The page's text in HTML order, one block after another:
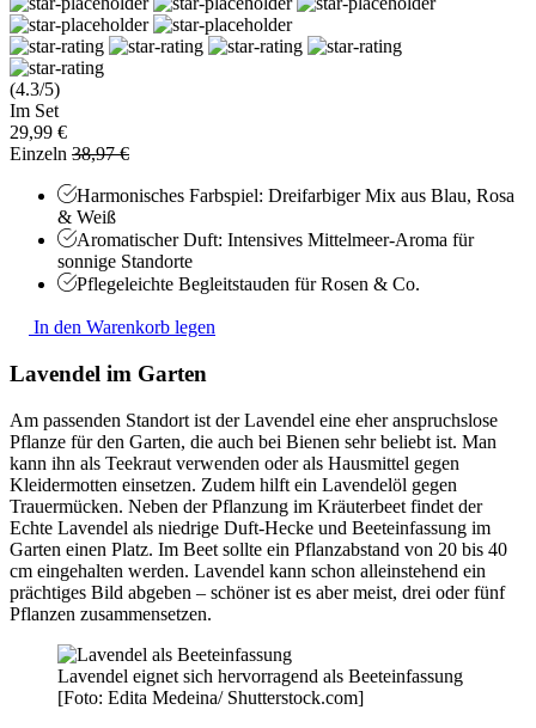
(4.3/5)
Im Set
29,99 €
Einzeln 38,97 €
Harmonisches Farbspiel: Dreifarbiger Mix aus Blau, Rosa
& Weiß
Aromatischer Duft: Intensives Mittelmeer-Aroma für
sonnige Standorte
Pflegeleichte Begleitstauden für Rosen & Co.
In den Warenkorb legen
Lavendel im Garten
Am passenden Standort ist der Lavendel eine eher anspruchslose
Pflanze für den Garten, die auch bei Bienen sehr beliebt ist. Man
kann ihn als Teekraut verwenden oder als Hausmittel gegen
Kleidermotten einsetzen. Zudem hilft ein Lavendelöl gegen
Trauermücken. Neben der Pflanzung im Kräuterbeet findet der
Echte Lavendel als niedrige Duft-Hecke und Beeteinfassung im
Garten einen Platz. Im Beet sollte ein Pflanzabstand von 20 bis 40
cm eingehalten werden. Lavendel kann schon alleinstehend ein
prächtiges Bild abgeben – schöner ist es aber meist, drei oder fünf
Pflanzen zusammensetzen.
Lavendel eignet sich hervorragend als Beeteinfassung
[Foto: Edita Medeina/ Shutterstock.com]